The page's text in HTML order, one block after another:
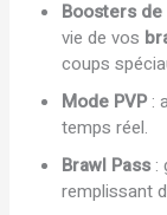
Boosters
vie de vos
coups
Mode PVP:
temps réel.
Brawl Pass :
remplissant